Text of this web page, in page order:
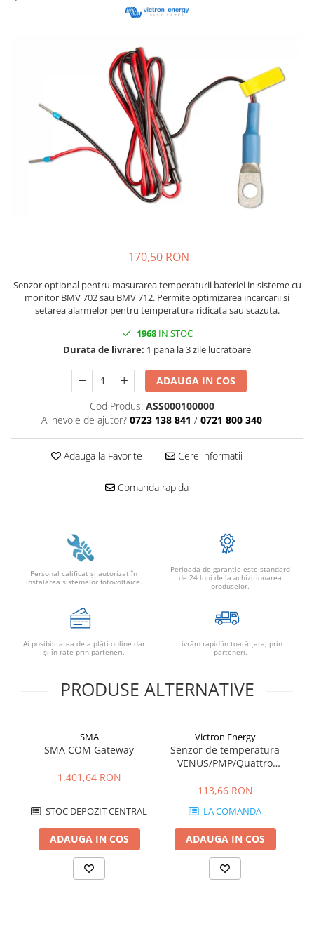
Cabluri semnalizare si control
Conductori flexibili cupru
Conductori rigizi cupru
Cabluri alarma
Cabluri semnalizare incendiu
Cabluri semnalizare si control
170,50 RON
Senzor optional pentru masurarea temperaturii bateriei in sisteme cu
monitor BMV 702 sau BMV 712. Permite optimizarea incarcarii si
setarea alarmelor pentru temperatura ridicata sau scazuta.
1968IN STOC
Durata de livrare: 1 pana la 3 zile lucratoare
ADAUGA IN COS
Cod Produs: ASS000100000
Ai nevoie de ajutor? 0723 138 841 / 0721 800 340
Adauga la Favorite Cere informatii
Comanda rapida
Personal calificat şi autorizat în
instalarea sistemelor fotovoltaice.
Perioada de garantie este standard
de 24 luni de la achizitionarea
produselor.
Ai posibilitatea de a plăti online dar
şi în rate prin parteneri.
Livrăm rapid în toată țara, prin
parteneri.
PRODUSE ALTERNATIVE
SMA
SMA COM Gateway
1.401,64 RON
STOC DEPOZIT CENTRAL
ADAUGA IN COS
Victron Energy
Senzor de temperatura
VENUS/PMP/Quattro
Temperature sensor for
113,66 RON
LA COMANDA
ADAUGA IN COS